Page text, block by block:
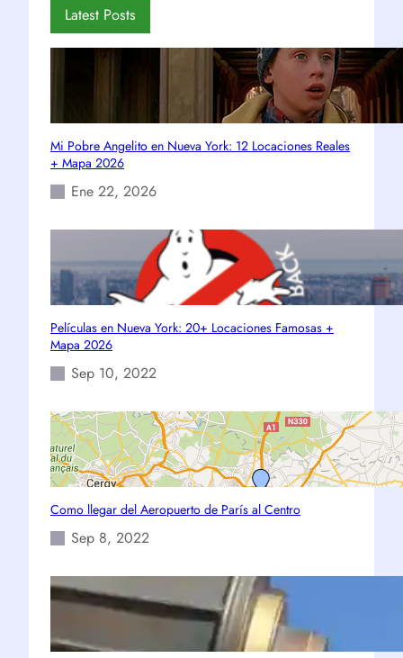
Latest Posts
Mi Pobre Angelito en Nueva York: 12 Locaciones Reales
+ Mapa 2026
Ene 22, 2026
Películas en Nueva York: 20+ Locaciones Famosas +
Mapa 2026
Sep 10, 2022
Como llegar del Aeropuerto de París al Centro
Sep 8, 2022